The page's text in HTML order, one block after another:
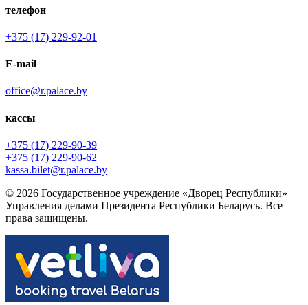
телефон
+375 (17) 229-92-01
E-mail
office@r.palace.by
кассы
+375 (17) 229-90-39
+375 (17) 229-90-62
kassa.bilet@r.palace.by
© 2026 Государственное учреждение «Дворец Республики»
Управления делами Президента Республики Беларусь. Все
права защищены.